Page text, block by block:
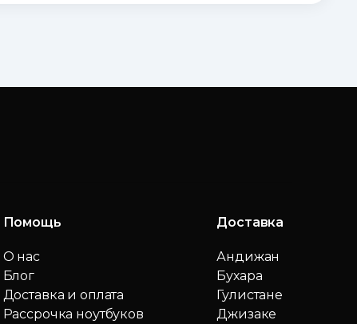
Помощь
О нас
Блог
Доставка и оплата
Рассрочка ноутбуков
Доставка
Андижан
Бухара
Гулистане
Джизаке